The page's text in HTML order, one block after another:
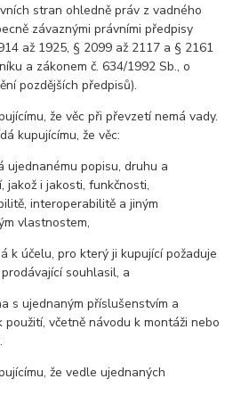
stran ohledně práv z vadného
závaznými právními předpisy
až 1925, § 2099 až 2117 a § 2161
a zákonem č. 634/1992 Sb., o
pozdějších předpisů).
že věc při převzetí nemá vady.
kupujícímu, že věc:
ujednanému popisu, druhu a
jakož i jakosti, funkčnosti,
interoperabilitě a jiným
vlastnostem,
k účelu, pro který ji kupující požaduje
souhlasil, a
s ujednaným příslušenstvím a
použití, včetně návodu k montáži nebo
že vedle ujednaných